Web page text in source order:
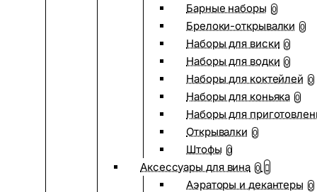
Барные наборы 0
Брелоки-открывалки 0
Наборы для виски 0
Наборы для водки 0
Наборы для коктейлей 0
Наборы для коньяка 0
Наборы для
Открывалки 0
Штофы 0
Аксессуары для вина 0
Аэраторы и декантеры 0